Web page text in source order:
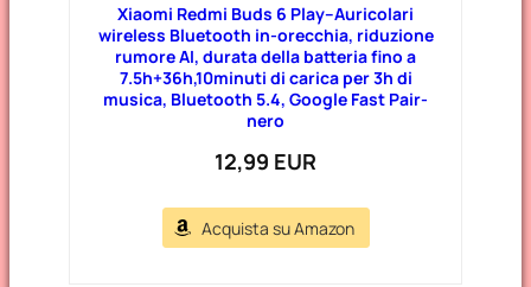
Xiaomi Redmi Buds 6 Play–Auricolari
wireless Bluetooth in-orecchia, riduzione
rumore AI, durata della batteria fino a
7.5h+36h,10minuti di carica per 3h di
musica, Bluetooth 5.4, Google Fast Pair-
nero
12,99 EUR
Acquista su Amazon